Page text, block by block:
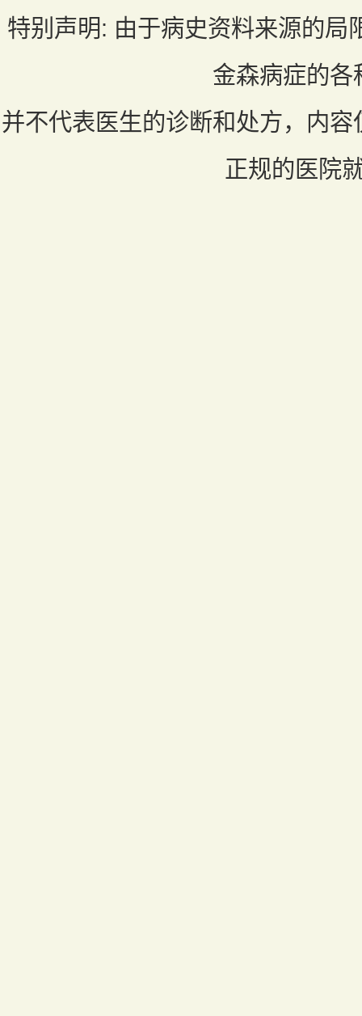
特别声明: 由于病史资料来源的局
金森病症的各
并不代表医生的诊断和处方，内
正规的医院